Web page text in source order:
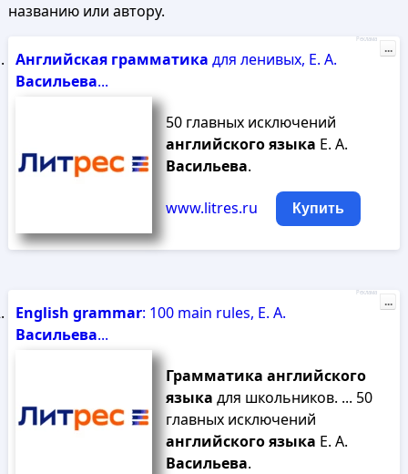
названию или автору.
Английская грамматика для ленивых, Е. А.
Васильева...
50 главных исключений
английскогоязыка Е. А.
Васильева.
www.litres.ru Купить
Реклама
...
English grammar: 100 main rules, Е. А.
Васильева...
Грамматика английского
языка для школьников. ... 50
главных исключений
английскогоязыка Е. А.
Васильева.
Реклама
...